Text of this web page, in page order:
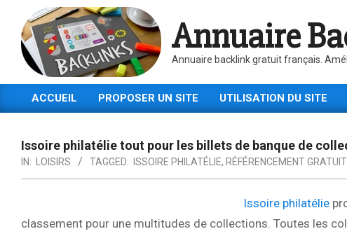
content
Annuaire
Annuaire backlink gratuit français.
Primary
Menu
ACCUEIL PROPOSER UN SITE UTILISATION DU SITE
Issoire philatélie tout pour les billets de banque de
IN: LOISIRS TAGGED: ISSOIRE PHILATÉLIE, RÉFÉRENCEMENT
Issoire philatélie
classement pour une multitudes de collections. Toutes les